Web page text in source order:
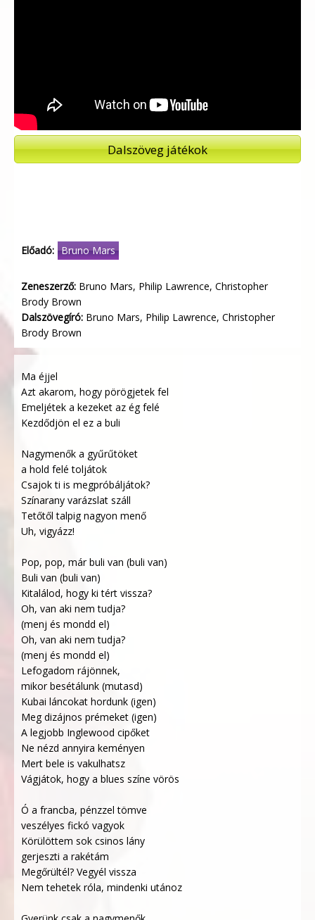
Dalszöveg játékok
Előadó: Bruno Mars
Zeneszerző: Bruno Mars, Philip Lawrence, Christopher
Brody Brown
Dalszövegíró: Bruno Mars, Philip Lawrence, Christopher
Brody Brown
Ma éjjel
Azt akarom, hogy pörögjetek fel
Emeljétek a kezeket az ég felé
Kezdődjön el ez a buli
Nagymenők a gyűrűtöket
a hold felé toljátok
Csajok ti is megpróbáljátok?
Színarany varázslat száll
Tetőtől talpig nagyon menő
Uh, vigyázz!
Pop, pop, már buli van (buli van)
Buli van (buli van)
Kitalálod, hogy ki tért vissza?
Oh, van aki nem tudja?
(menj és mondd el)
Oh, van aki nem tudja?
(menj és mondd el)
Lefogadom rájönnek,
mikor besétálunk (mutasd)
Kubai láncokat hordunk (igen)
Meg dizájnos prémeket (igen)
A legjobb Inglewood cipőket
Ne nézd annyira keményen
Mert bele is vakulhatsz
Vágjátok, hogy a blues színe vörös
Ó a francba, pénzzel tömve
veszélyes fickó vagyok
Körülöttem sok csinos lány
gerjeszti a rakétám
Megőrültél? Vegyél vissza
Nem tehetek róla, mindenki utánoz